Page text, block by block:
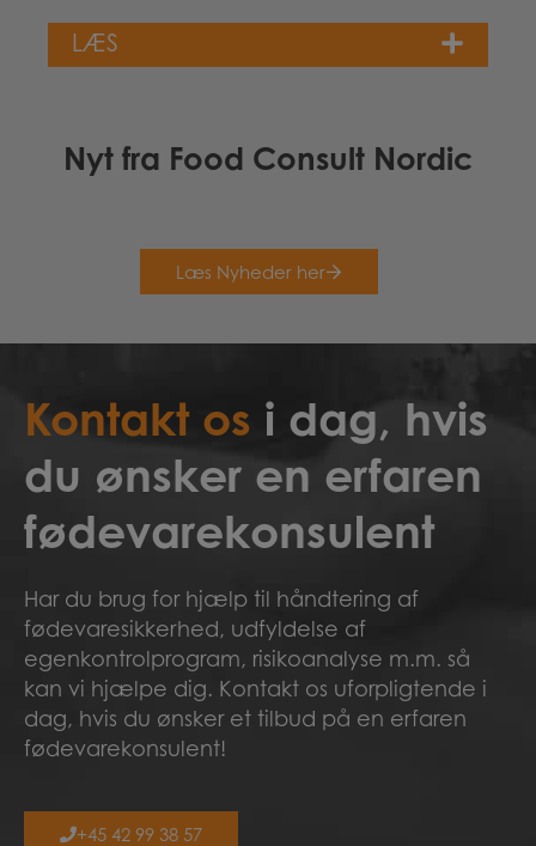
LÆS
Nyt fra Food Consult Nordic
Læs Nyheder her
Kontakt os i dag, hvis
du ønsker en erfaren
fødevarekonsulent
Har du brug for hjælp til håndtering af
fødevaresikkerhed, udfyldelse af
egenkontrolprogram, risikoanalyse m.m. så
kan vi hjælpe dig. Kontakt os uforpligtende i
dag, hvis du ønsker et tilbud på en erfaren
fødevarekonsulent!
+45 42 99 38 57